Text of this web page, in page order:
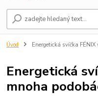
Úvod Energetická svíčka
Energetická
mnoha